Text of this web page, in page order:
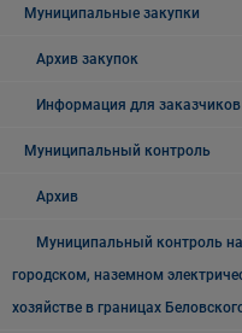
Муниципальные закупки
Архив закупок
Информация для заказчиков
Муниципальный контроль
Архив
Муниципальный контроль
городском, наземном
хозяйстве в границах